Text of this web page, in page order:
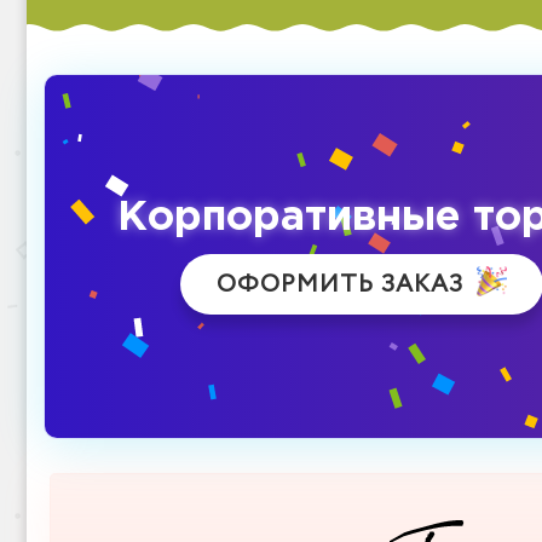
Корпоративные
ОФОРМИТЬ ЗАКАЗ